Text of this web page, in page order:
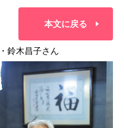
本文に戻る
鈴木昌子さん